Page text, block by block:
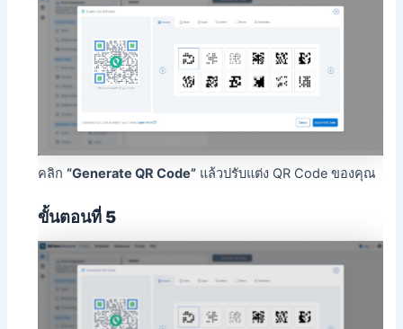
คลิก“Generate QR Code” แล้วปรับแต่ง QR Code ของคุณ
ขั้นตอนที่ 5